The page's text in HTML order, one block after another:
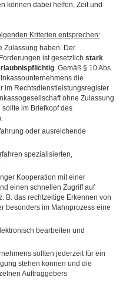
können dabei helfen, Zeit und
Kriterien entsprechen:
Zulassung haben. Der
ist gesetzlich stark
. Gemäß § 10 Abs.
die
im Rechtsdienstleistungsregister
ohne Zulassung
im Briefkopf des
oder ausreichende
spezialisierten,
Kooperation mit einer
einen schnellen Zugriff auf
B. das rechtzeitige Erkennen von
besonders im Mahnprozess eine
bearbeiten und
sollten jederzeit für ein
stehen können und die
Auftraggebers